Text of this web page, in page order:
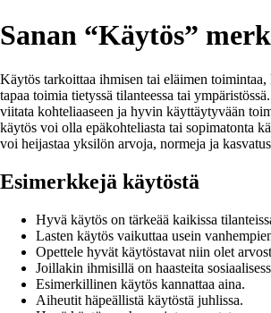
Sanan “Käytös”
Käytös tarkoittaa ihmisen tai eläimen toimintaa,
tapaa toimia tietyssä tilanteessa tai
viitata kohteliaaseen ja hyvin käyttäytyvään
käytös voi olla epäkohteliasta tai sopimatonta
voi heijastaa yksilön arvoja, normeja ja
Esimerkkejä käytöstä
Hyvä käytös on tärkeää kaikissa
Lasten käytös vaikuttaa usein
Opettele hyvät käytöstavat niin olet
Joillakin ihmisillä on haasteita
Esimerkillinen käytös kannattaa aina.
Aiheutit häpeällistä käytöstä juhlissa.